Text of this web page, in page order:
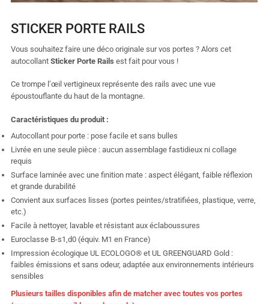
STICKER PORTE RAILS
Vous souhaitez faire une déco originale sur vos portes ? Alors cet
autocollant Sticker Porte Rails est fait pour vous !
Ce trompe l’œil vertigineux représente des rails avec une vue
époustouflante du haut de la montagne.
Caractéristiques du produit :
Autocollant pour porte : pose facile et sans bulles
Livrée en une seule pièce : aucun assemblage fastidieux ni collage
requis
Surface laminée avec une finition mate : aspect élégant, faible réflexion
et grande durabilité
Convient aux surfaces lisses (portes peintes/stratifiées, plastique, verre,
etc.)
Facile à nettoyer, lavable et résistant aux éclaboussures
Euroclasse B-s1,d0 (équiv. M1 en France)
Impression écologique UL ECOLOGO® et UL GREENGUARD Gold :
faibles émissions et sans odeur, adaptée aux environnements intérieurs
sensibles
Plusieurs tailles disponibles afin de matcher avec toutes vos portes